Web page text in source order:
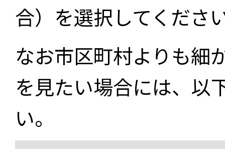
合）を選択してくださ
なお市区町村よりも細
を見たい場合には、以
い。